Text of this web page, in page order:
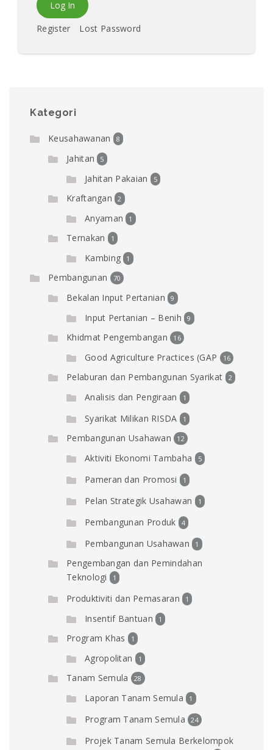
Register Lost Password
Kategori
Keusahawanan 8
Jahitan 5
Jahitan Pakaian 5
Kraftangan 2
Anyaman 1
Ternakan 1
Kambing 1
Pembangunan 70
Bekalan Input Pertanian 9
Input Pertanian – Benih 9
Khidmat Pengembangan 16
Good Agriculture Practices (GAP 16
Pelaburan dan Pembangunan Syarikat 2
Analisis dan Pengiraan 1
Syarikat Milikan RISDA 1
Pembangunan Usahawan 12
Aktiviti Ekonomi Tambaha 5
Pameran dan Promosi 1
Pelan Strategik Usahawan 1
Pembangunan Produk 4
Pembangunan Usahawan 1
Pengembangan dan Pemindahan
Teknologi
1
Produktiviti dan Pemasaran 1
Insentif Bantuan 1
Program Khas 1
Agropolitan 1
Tanam Semula 28
Laporan Tanam Semula 1
Program Tanam Semula 24
Projek Tanam Semula Berkelompok